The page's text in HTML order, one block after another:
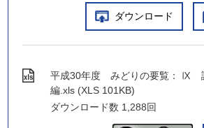
ダウンロード
平成30年度 みどりの要覧： Ⅸ
編.xls (XLS 101KB)
ダウンロード数 1,288回